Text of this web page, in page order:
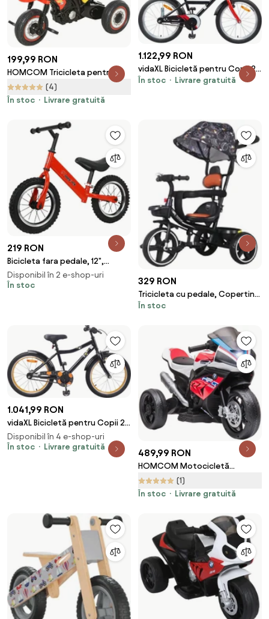
199,99 RON
HOMCOM Tricicleta pentru
Copii 1-3ani cu Pedale cu Lumini
si Sunete, 3 Roti Late, Varsta 18-
Aosom Romania
(4)
În stoc
Livrare gratuită
1.122,99 RON
vidaXL Bicicletă pentru Copii 20
Inci pentru 6-11 ani Negru
În stoc Livrare gratuită
219 RON
Bicicleta fara pedale, 12",
Antrenament echilbru, 2 - 5 ani,
Rosu, Roti cauciuc
Disponibil în 2 e-shop-uri
În stoc
329 RON
Tricicleta cu pedale, Copertina
retractabila, 2 - 6 ani, Negru,
În stoc
1.041,99 RON
vidaXL Bicicletă pentru Copii 20
Inci pentru 6-11 ani Negru
Disponibil în 4 e-shop-uri
În stoc
Livrare gratuită
489,99 RON
HOMCOM Motocicletă
Electrică BMW HP4 Licențiată, 3
Roți, 6V, Vehicul de Rulare
(1)
În stoc
Livrare gratuită